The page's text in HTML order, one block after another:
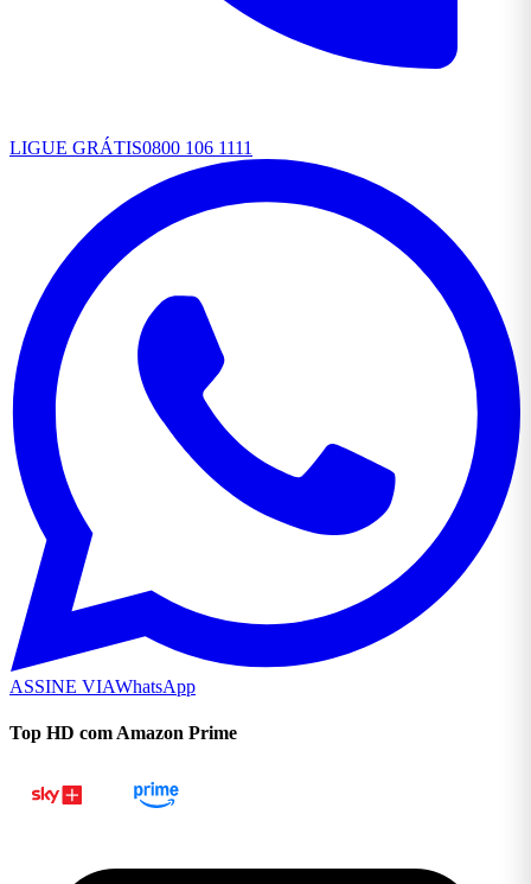
LIGUE GRÁTIS0800 106 1111
ASSINE VIAWhatsApp
Top HD com Amazon Prime